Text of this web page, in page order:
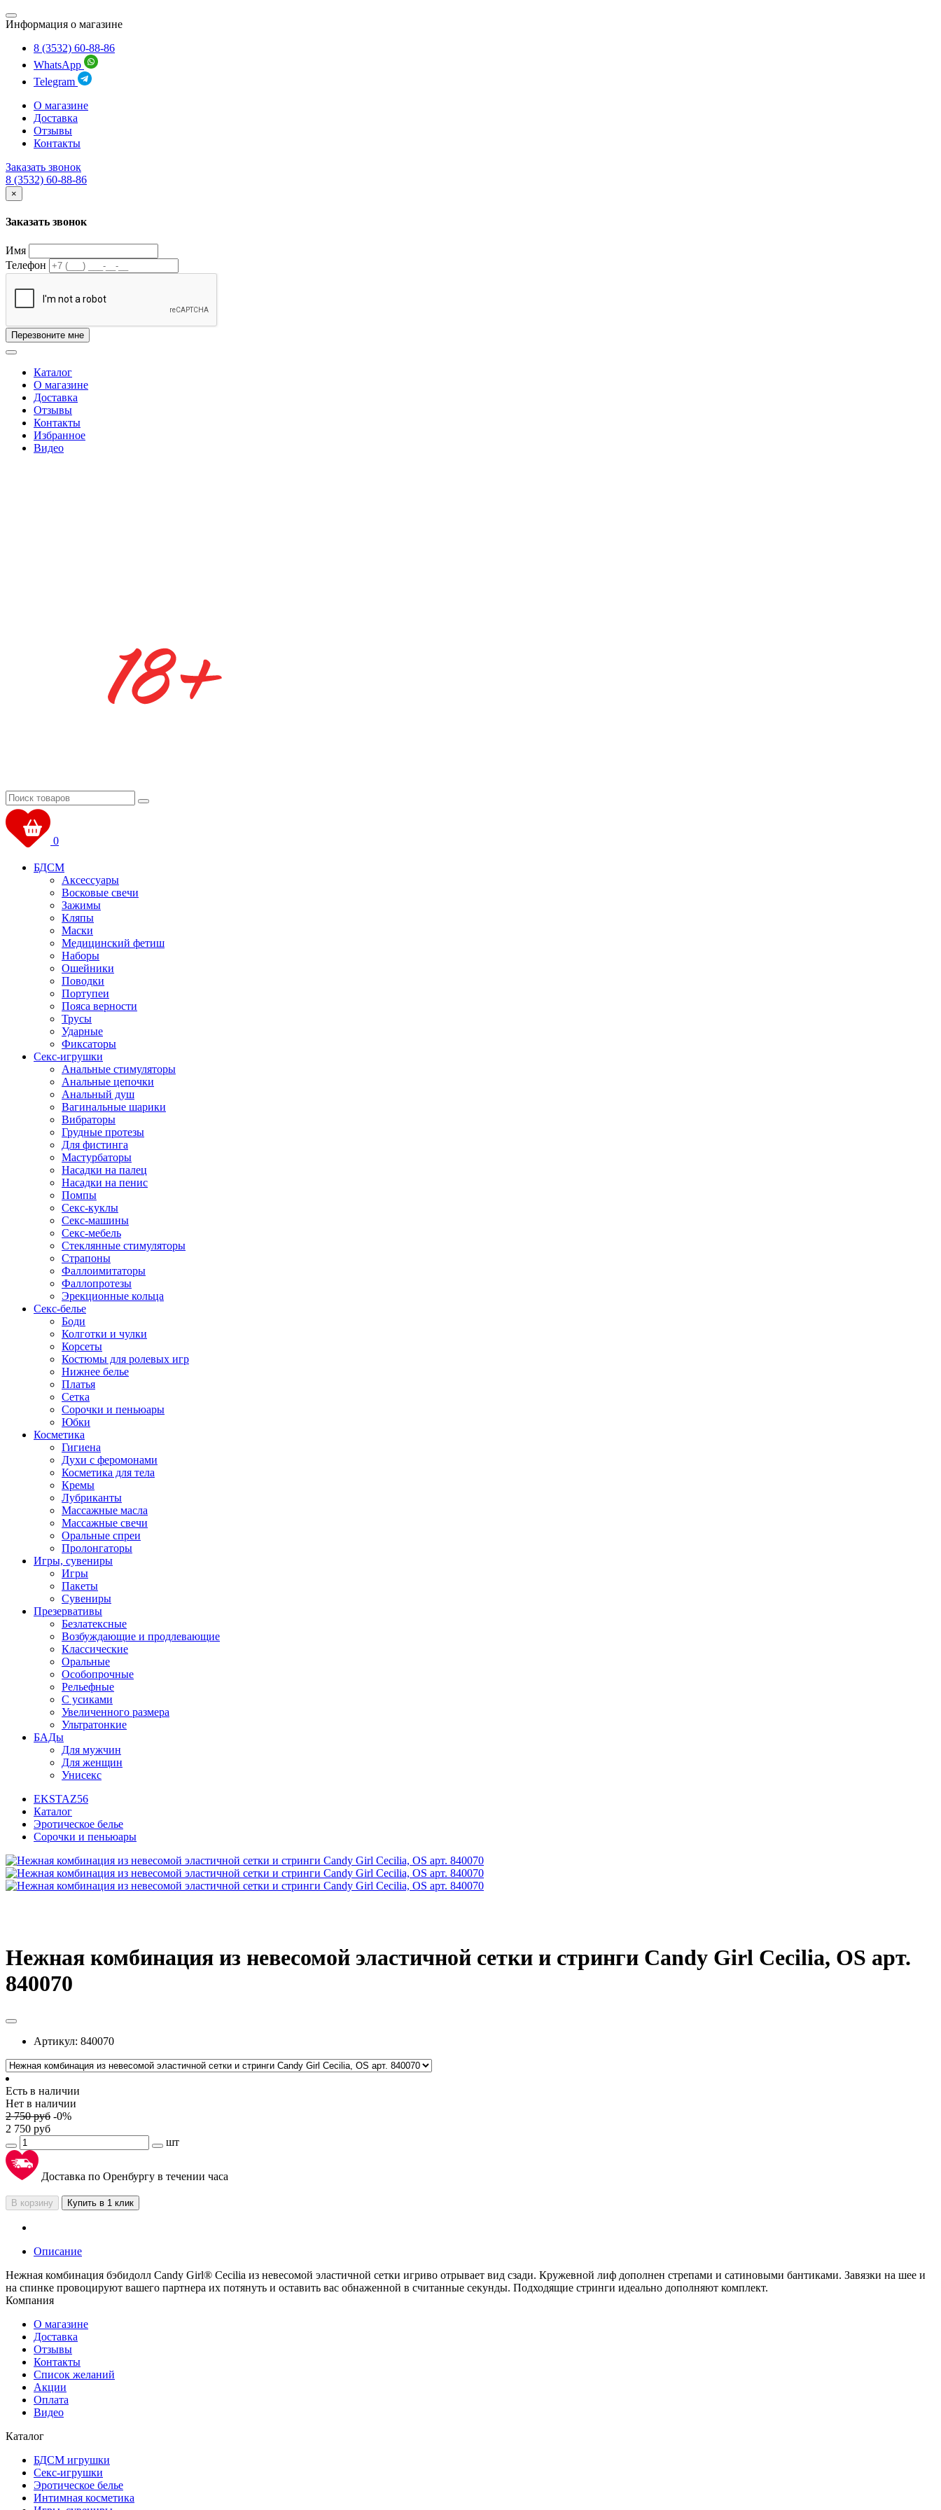
Информация о магазине
8 (3532) 60-88-86
WhatsApp
Telegram
О магазине
Доставка
Отзывы
Контакты
Заказать звонок
8 (3532) 60-88-86
×
Заказать звонок
Имя
Телефон
Перезвоните мне
Каталог
О магазине
Доставка
Отзывы
Контакты
Избранное
Видео
0
БДСМ
Аксессуары
Восковые свечи
Зажимы
Кляпы
Маски
Медицинский фетиш
Наборы
Ошейники
Поводки
Портупеи
Пояса верности
Трусы
Ударные
Фиксаторы
Секс-игрушки
Анальные стимуляторы
Анальные цепочки
Анальный душ
Вагинальные шарики
Вибраторы
Грудные протезы
Для фистинга
Мастурбаторы
Насадки на палец
Насадки на пенис
Помпы
Секс-куклы
Секс-машины
Секс-мебель
Стеклянные стимуляторы
Страпоны
Фаллоимитаторы
Фаллопротезы
Эрекционные кольца
Секс-белье
Боди
Колготки и чулки
Корсеты
Костюмы для ролевых игр
Нижнее белье
Платья
Сетка
Сорочки и пеньюары
Юбки
Косметика
Гигиена
Духи с феромонами
Косметика для тела
Кремы
Лубриканты
Массажные масла
Массажные свечи
Оральные спреи
Пролонгаторы
Игры, сувениры
Игры
Пакеты
Сувениры
Презервативы
Безлатексные
Возбуждающие и продлевающие
Классические
Оральные
Особопрочные
Рельефные
С усиками
Увеличенного размера
Ультратонкие
БАДы
Для мужчин
Для женщин
Унисекс
EKSTAZ56
Каталог
Эротическое белье
Сорочки и пеньюары
Нежная комбинация из невесомой эластичной сетки и стринги Candy Girl Cecilia, OS арт.
840070
Артикул: 840070
Есть в наличии
Нет в наличии
2 750руб -0%
2 750 руб
шт
Доставка по Оренбургу в течении часа
В корзину Купить в 1 клик
Описание
Нежная комбинация бэбидолл Candy Girl® Cecilia из невесомой эластичной сетки игриво отрывает вид сзади. Кружевной лиф дополнен стрепами и сатиновыми бантиками. Завязки на шее и
на спинке провоцируют вашего партнера их потянуть и оставить вас обнаженной в считанные секунды. Подходящие стринги идеально дополняют комплект.
Компания
О магазине
Доставка
Отзывы
Контакты
Список желаний
Акции
Оплата
Видео
Каталог
БДСМ игрушки
Секс-игрушки
Эротическое белье
Интимная косметика